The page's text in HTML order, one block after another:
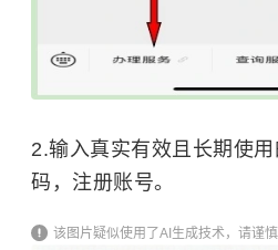
2.输入真实有效且长期使
码，注册账号。
该图片疑似使用了AI生成技术，请谨慎